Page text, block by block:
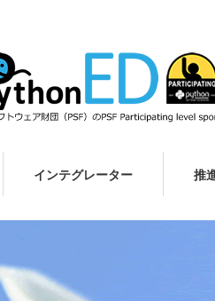
インテグレーター 推